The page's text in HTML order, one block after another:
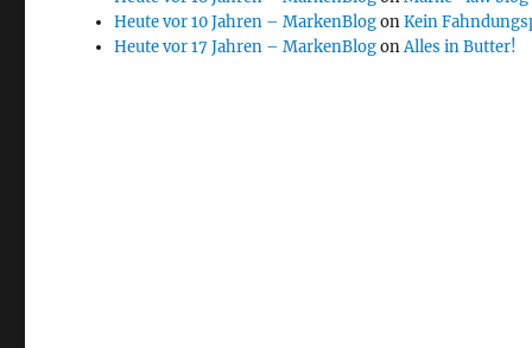
Heute vor 10 Jahren – MarkenBlogonKein
Heute vor 17 Jahren – MarkenBlogonAlles in Butter!